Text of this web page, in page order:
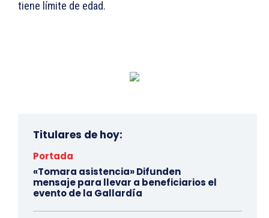
tiene límite de edad.
Titulares de hoy:
Portada
«Tomara asistencia» Difunden
mensaje para llevar a beneficiarios el
evento de la Gallardía